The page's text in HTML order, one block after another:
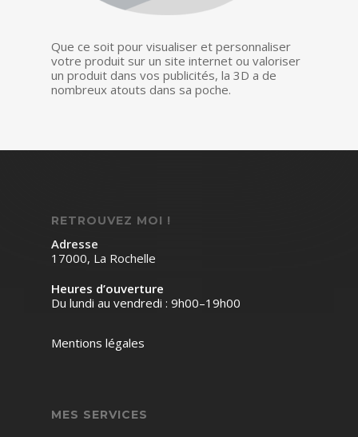
Que ce soit pour visualiser et personnaliser
votre produit sur un site internet ou valoriser
un produit dans vos publicités, la 3D a de
nombreux atouts dans sa poche.
RETROUVEZ MOI !
Adresse
17000, La Rochelle
Heures d’ouverture
Du lundi au vendredi : 9h00–19h00
Mentions légales
MES SERVICES